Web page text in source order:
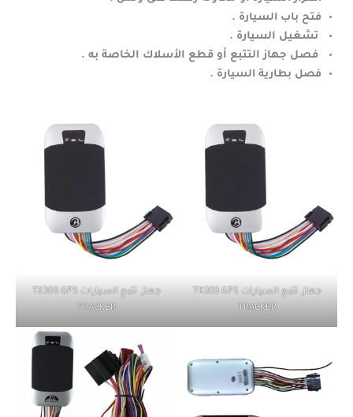
فتح باب السيارة .
تشغيل السيارة .
فصل جهاز التتبع أو قطع الأسلاك الخاصة به .
فصل بطارية السيارة .
جهاز تتبع السيارات TK303 GPS
TRACKER
جهاز تتبع السيارات TK303 GPS
TRACKER